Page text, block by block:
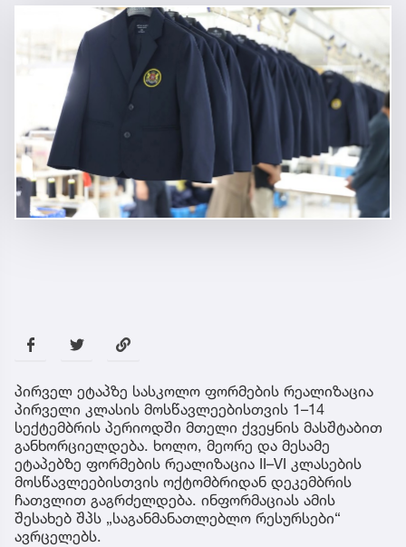
პირველ ეტაპზე სასკოლო ფორმების რეალიზაცია
პირველი კლასის მოსწავლეებისთვის 1–14
სექტემბრის პერიოდში მთელი ქვეყნის მასშტაბით
განხორციელდება. ხოლო, მეორე და მესამე
ეტაპებზე ფორმების რეალიზაცია II–VI კლასების
მოსწავლეებისთვის ოქტომბრიდან დეკემბრის
ჩათვლით გაგრძელდება. ინფორმაციას ამის
შესახებ შპს „საგანმანათლებლო რესურსები“
ავრცელებს.